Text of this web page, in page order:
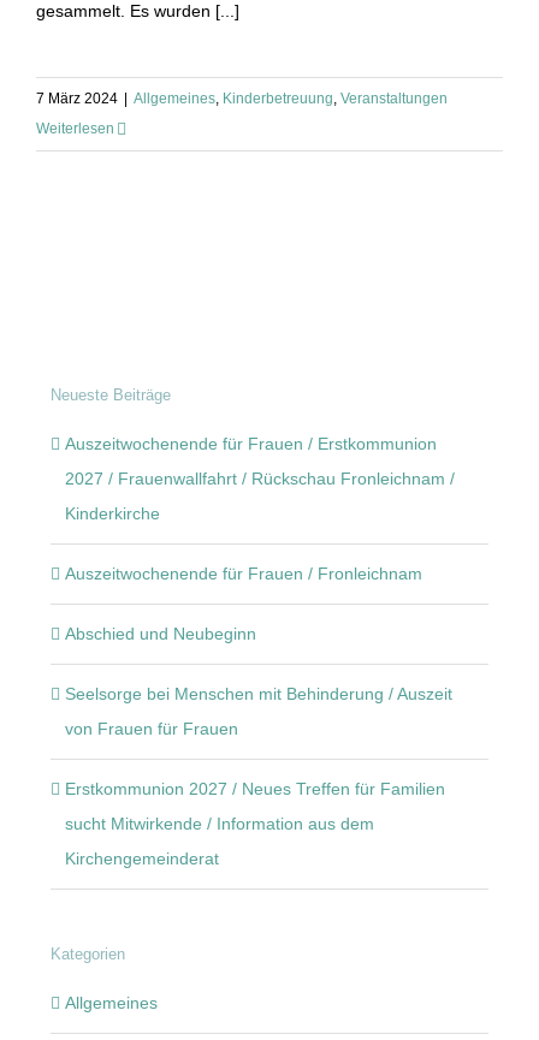
gesammelt. Es wurden [...]
7 März 2024 Allgemeines, Kinderbetreuung, Veranstaltungen
Weiterlesen
Neueste Beiträge
Auszeitwochenende für Frauen / Erstkommunion
2027 / Frauenwallfahrt / Rückschau Fronleichnam /
Kinderkirche
Auszeitwochenende für Frauen / Fronleichnam
Abschied und Neubeginn
Seelsorge bei Menschen mit Behinderung / Auszeit
von Frauen für Frauen
Erstkommunion 2027 / Neues Treffen für Familien
sucht Mitwirkende / Information aus dem
Kirchengemeinderat
Kategorien
Allgemeines